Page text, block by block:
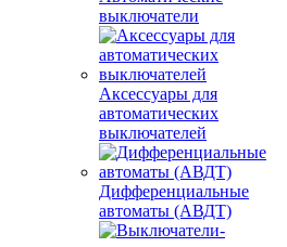
выключатели
Аксессуары для
автоматических
выключателей
Дифференциальные
автоматы (АВДТ)